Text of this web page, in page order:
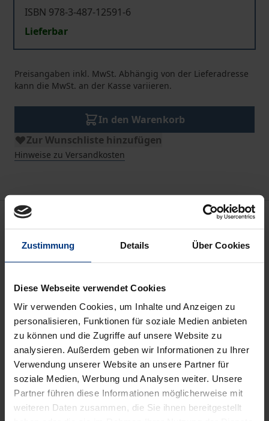
Zustimmung Details Über Cookies
Diese Webseite verwendet Cookies
Wir verwenden Cookies, um Inhalte und Anzeigen zu
personalisieren, Funktionen für soziale Medien anbieten
zu können und die Zugriffe auf unsere Website zu
analysieren. Außerdem geben wir Informationen zu Ihrer
Verwendung unserer Website an unsere Partner für
soziale Medien, Werbung und Analysen weiter. Unsere
Partner führen diese Informationen möglicherweise mit
weiteren Daten zusammen, die Sie ihnen bereitgestellt
ISBN 978-3-487-12591-6
Lieferbar
Preisangaben inkl. MwSt. Abhängig von der Lieferadresse
kann die MwSt. an der Kasse variieren.
In den Warenkorb
Zur Wunschliste hinzufügen
Hinweise zu Versandkosten
Beschreibung
Die in diesem Band in memoriam des Siegener
Beiträge orientieren sich systematisch und
historisch an denjenigen Fragestellungen, die im
Mittelpunkt seiner wissenschaftlichen Arbeit
standen. In systematischer Perspektive sind dies
insbesondere Probleme aus den Bereichen der
Ethik, der Rechts- und Staatsphilosophie sowie der
neuzeitlichen Subjekttheorien und der Metaphysik.
In historischer Perspektive erstreckt sich das